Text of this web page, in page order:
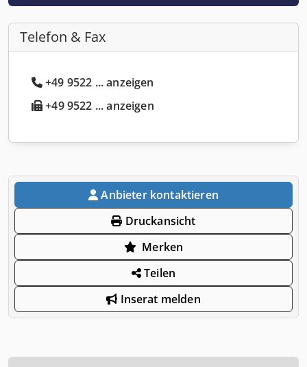
Telefon & Fax
+49 9522 ... anzeigen
+49 9522 ... anzeigen
Anbieter kontaktieren
Druckansicht
Merken
Teilen
Inserat melden